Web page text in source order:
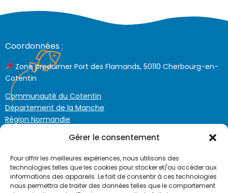
Gérer le consentement
Pour offrir les meilleures expériences, nous utilisons des
technologies telles que les cookies pour stocker et/ou accéder aux
informations des appareils. Le fait de consentir à ces technologies
nous permettra de traiter des données telles que le comportement
Coordonnées :
Zone produimer Port des Flamands, 50110 Cherbourg-en-
Cotentin
Communauté du Cotentin
Département de la Manche
Région Normandie
02 33 43 98 69
Plan du site :